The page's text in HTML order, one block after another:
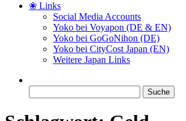
❀ Links
Social Media Accounts
Yoko bei Voyapon (DE & EN)
Yoko bei GoGoNihon (DE)
Yoko bei CityCost Japan (EN)
Weitere Japan Links
nach: